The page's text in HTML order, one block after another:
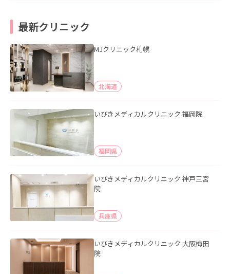
最新クリニック
MJクリニック札幌
北海道
いびきメディカルクリニック 福岡院
福岡県
いびきメディカルクリニック 神戸三宮
院
兵庫県
いびきメディカルクリニック 大阪梅田
院